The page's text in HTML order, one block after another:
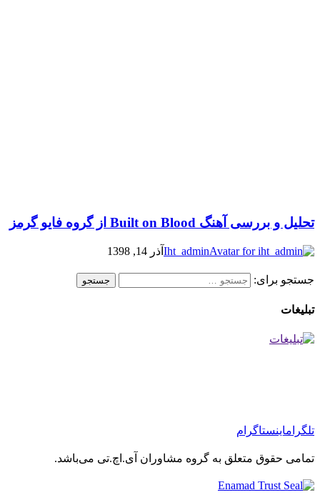
تحلیل و بررسی آهنگ Built on Blood از گروه فایو گرمز
Iht_admin آذر 14, 1398
جستجو برای:
تبلیغات
تلگراماینستاگرام
تمامی حقوق متعلق به گروه مشاوران آی.اچ.تی می‌باشد.